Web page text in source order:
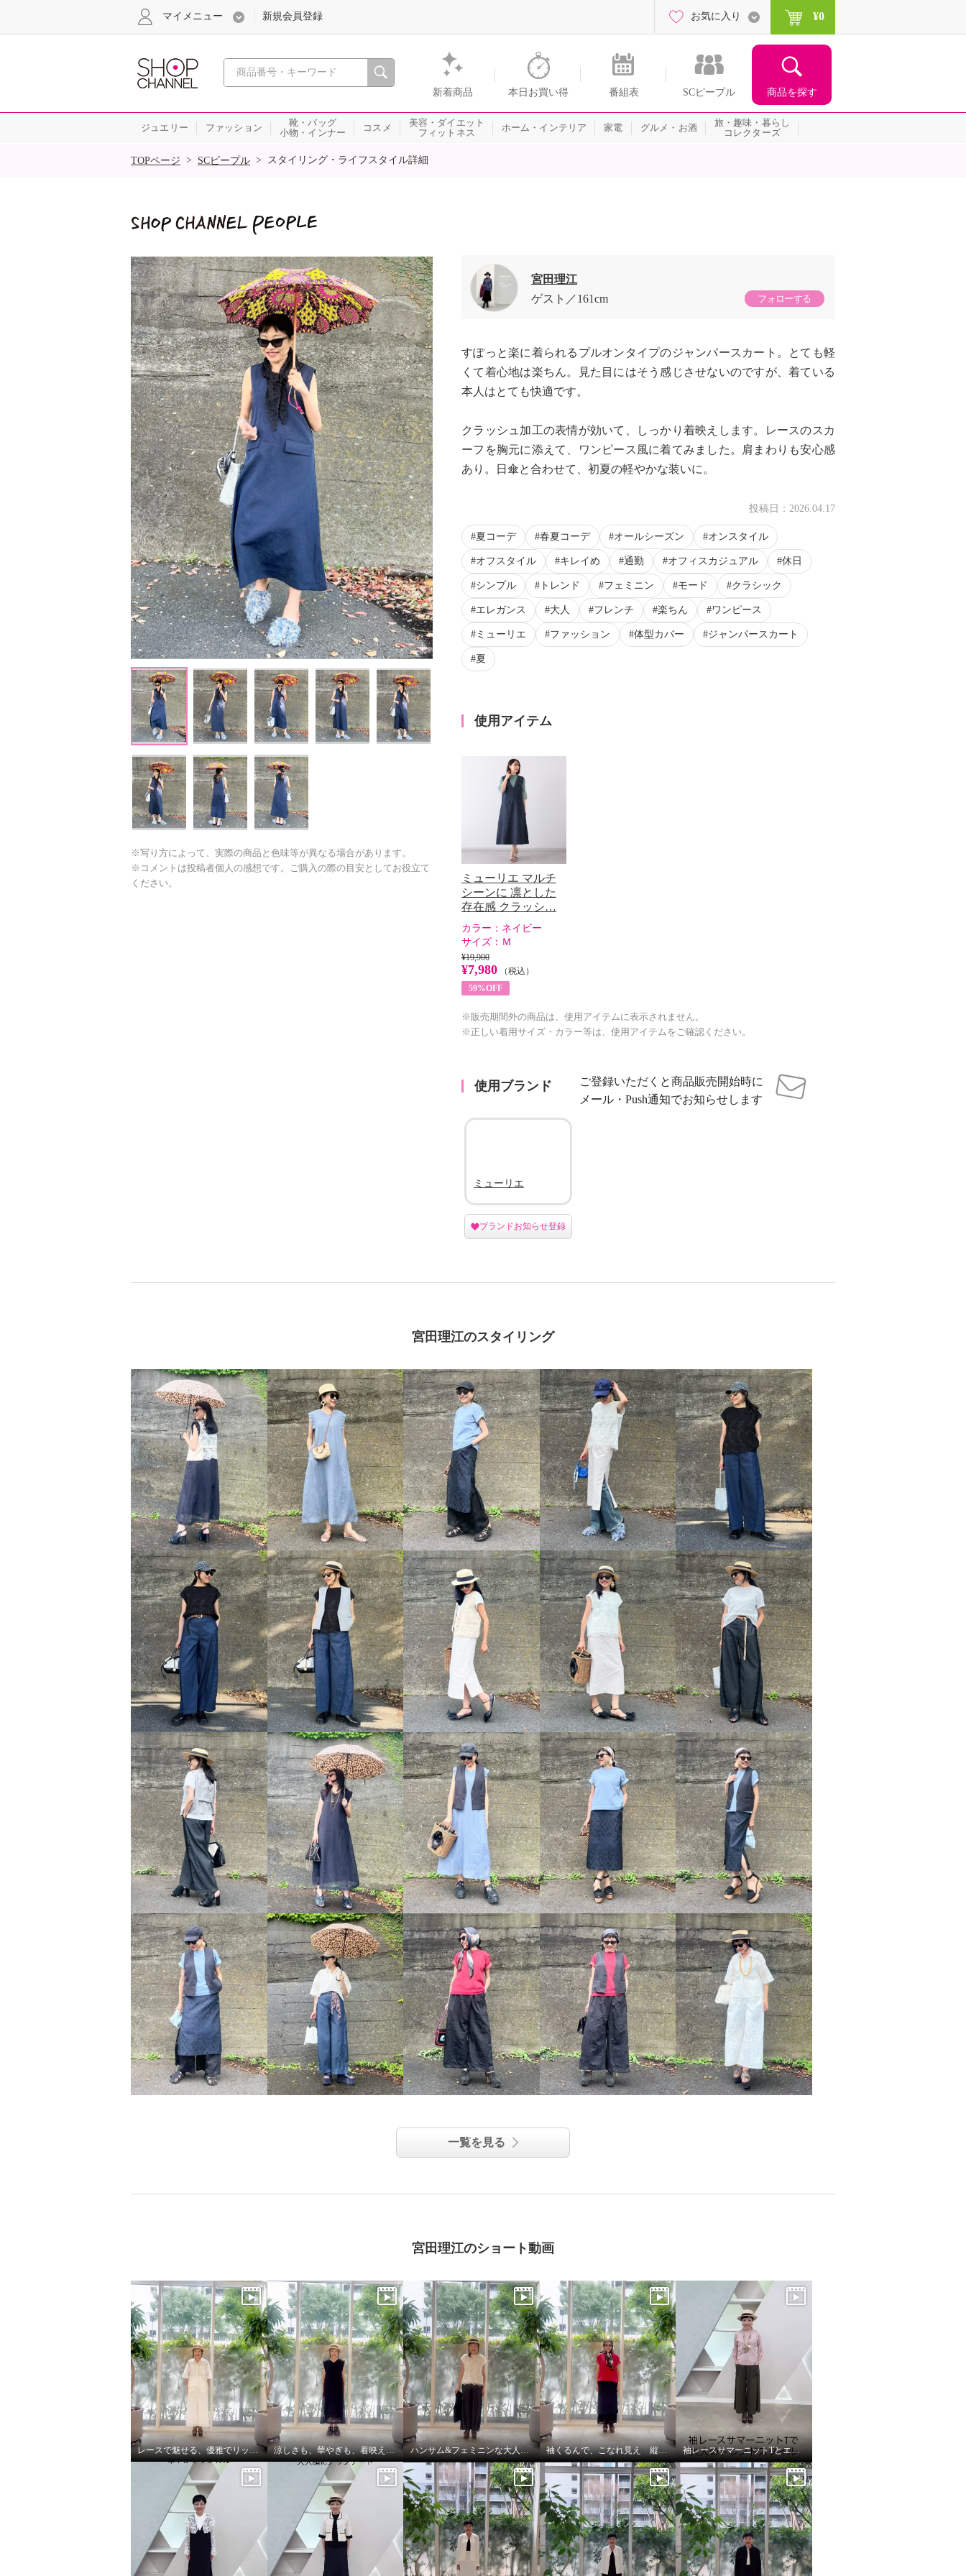
心おどる、瞬間を。通販・テレビショッピングのショップチャンネル
新着商品 本日お買い得 番組表 SCピープル 商品を探す
マイメニュー 新規会員登録 お気に入り ¥0
ジュエリー ファッション
靴・バッグ
小物・インナー
コスメ
美容・ダイエット
フィットネス
ホーム・インテリア 家電 グルメ・お酒
旅・趣味・暮らし
コレクターズ
SALE
TOPページ > SCピープル > スタイリング・ライフスタイル詳細
Next
※写り方によって、実際の商品と色味等が異なる場合があります。
※コメントは投稿者個人の感想です。ご購入の際の目安としてお役立て
ください。
宮田理江
ゲスト
161cm フォローする
すぽっと楽に着られるプルオンタイプのジャンパースカート。とても軽
くて着心地は楽ちん。見た目にはそう感じさせないのですが、着ている
本人はとても快適です。
クラッシュ加工の表情が効いて、しっかり着映えします。レースのスカ
ーフを胸元に添えて、ワンピース風に着てみました。肩まわりも安心感
あり。日傘と合わせて、初夏の軽やかな装いに。
投稿日： 2026.04.17
夏コーデ 春夏コーデ オールシーズン オンスタイル
オフスタイル キレイめ 通勤 オフィスカジュアル 休日
シンプル トレンド フェミニン モード クラシック
エレガンス 大人 フレンチ 楽ちん ワンピース
ミューリエ ファッション 体型カバー ジャンパースカート
夏
使用アイテム
ミューリエ マルチ
シーンに 凛とした
存在感 クラッシ…
カラー： ネイビー
サイズ： Ｍ
¥19,900
¥7,980
（税込）
59%OFF
※販売期間外の商品は、使用アイテムに表示されません。
※正しい着用サイズ・カラー等は、使用アイテムをご確認ください。
使用ブランド
ご登録いただくと商品販売開始時に
メール・Push通知でお知らせします
ミューリエ
ブランドお知らせ登録
宮田理江のスタイリング
一覧を見る
宮田理江のショート動画
レースで魅せる、優雅でリッチな大人セットアップ 涼しさも、華やぎも、着映えも叶える ハンサム&フェミニンな大人スタイル 袖くるんで、こなれ見え 縦長レイヤード 袖レースサマーニットTとエレガントカーゴで大人のトレンドスタイル